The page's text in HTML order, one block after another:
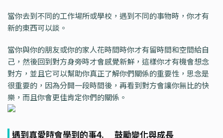
當你去到不同的工作場所或學校，遇到不同的事物時，你才有
新的東西可以談。
當你與你的朋友或你的家人花時間時你才有留時間和空間給自
己，然後回到對方身旁時才會感覺新鮮，這樣你才有機會想念
對方，並且它可以幫助你真正了解你們關係的重要性，思念是
很重要的，因為分開一段時間後，再看到對方會讓你無比的快
樂，而且你會更佳肯定你們的關係。
遇到真愛時會學到的事4. 鼓勵變化與成長